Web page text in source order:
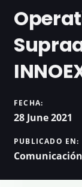
FECHA:
28 June 2021
PUBLICADO EN:
Comunicación